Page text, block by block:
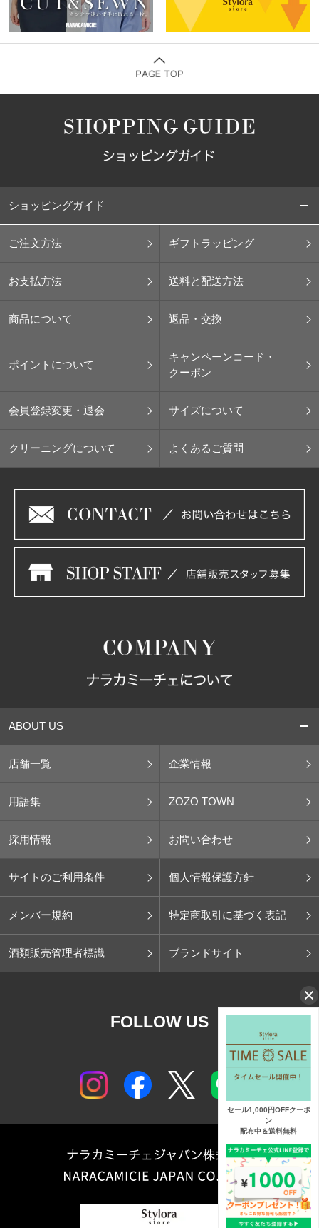
ショッピングガイド
ご注文方法 ギフトラッピング
お支払方法 送料と配送方法
商品について 返品・交換
ポイントについて
キャンペーンコード・
クーポン
会員登録変更・退会 サイズについて
クリーニングについて よくあるご質問
ABOUT US
店舗一覧 企業情報
用語集 ZOZO TOWN
採用情報 お問い合わせ
サイトのご利用条件 個人情報保護方針
メンバー規約 特定商取引に基づく表記
酒類販売管理者標識 ブランドサイト
FOLLOW US
セール1,000円OFFクーポ
ン
配布中＆送料無料